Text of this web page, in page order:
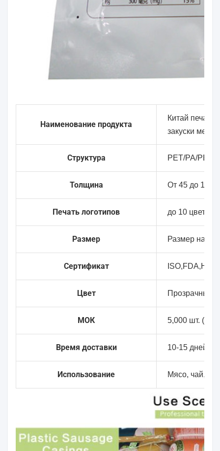
Наименование продукта
Китай
закуски
Структура PET/PA/PE
Толщина От 45 до 100
Печать логотипов до 10 цветов
Размер Размер
Сертификат
Цвет Прозрачный,
МОК 5,000 шт. (без
Время доставки 10-15 дней
Использование Мясо, чай,